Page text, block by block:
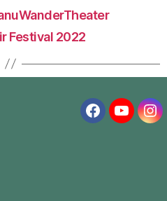
Festival 2022
Facebook